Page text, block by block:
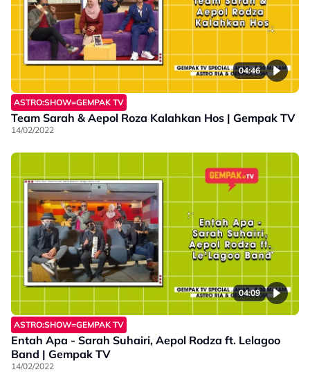
04:46
ASTRO:SHOW=GEMPAK TV
Team Sarah & Aepol Roza Kalahkan Hos | Gempak TV
14/02/2022
04:09
ASTRO:SHOW=GEMPAK TV
Entah Apa - Sarah Suhairi, Aepol Rodza ft. Lelagoo
Band | Gempak TV
14/02/2022